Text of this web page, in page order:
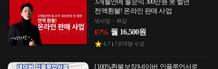
3개월안에 월순익 300만원 못 벌면
전액환불! 온라인 판매 사업
넷사장 49강
87% 월 16,500원
4.7 7,076명 수강
[100%환불보장]네이버 인플루언서로